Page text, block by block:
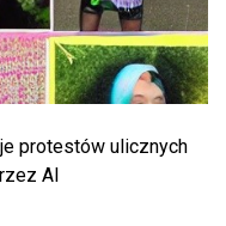
protestów ulicznych
AI